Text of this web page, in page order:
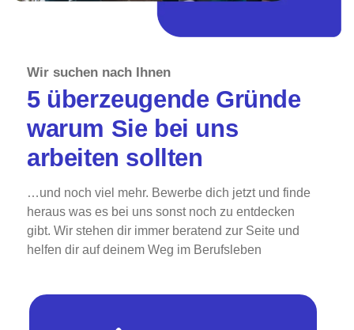
Wir suchen nach Ihnen
5 überzeugende Gründe
warum Sie bei uns
arbeiten sollten
…und noch viel mehr. Bewerbe dich jetzt und finde
heraus was es bei uns sonst noch zu entdecken
gibt. Wir stehen dir immer beratend zur Seite und
helfen dir auf deinem Weg im Berufsleben